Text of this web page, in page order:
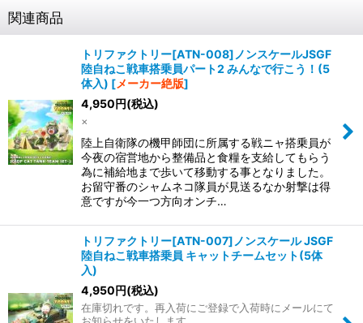
関連商品
トリファクトリー[ATN-008]ノンスケールJSGF
陸自ねこ戦車搭乗員パート2 みんなで行こう！(5
体入) [メーカー絶版]
4,950円(税込)
×
陸上自衛隊の機甲師団に所属する戦ニャ搭乗員が
今夜の宿営地から整備品と食糧を支給してもらう
為に補給地まで歩いて移動する事となりました。
お留守番のシャムネコ隊員が見送るなか射撃は得
意ですが今一つ方向オンチ…
トリファクトリー[ATN-007]ノンスケール JSGF
陸自ねこ戦車搭乗員 キャットチームセット(5体
入)
4,950円(税込)
在庫切れです。再入荷にご登録で入荷時にメールにて